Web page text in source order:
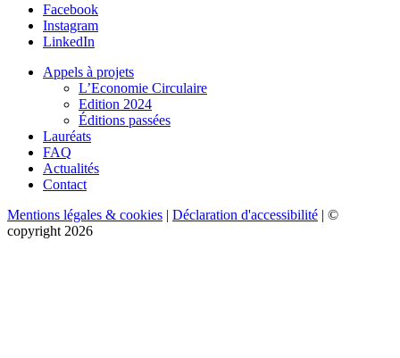
Facebook
Instagram
LinkedIn
Appels à projets
L’Economie Circulaire
Edition 2024
Éditions passées
Lauréats
FAQ
Actualités
Contact
Mentions légales & cookies | Déclaration d'accessibilité | ©
copyright 2026